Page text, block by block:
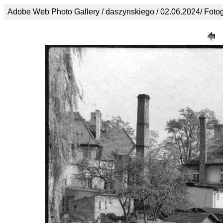
Adobe Web Photo Gallery / daszynskiego / 02.06.2024/